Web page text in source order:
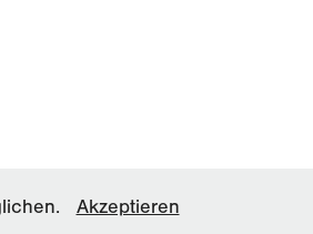
Akzeptieren